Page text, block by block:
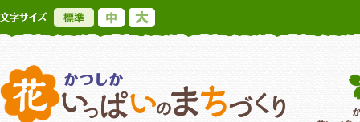
標準
かつしか花い